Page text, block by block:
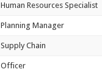
Human Resources Specialist
Planning Manager
Supply Chain
Officer